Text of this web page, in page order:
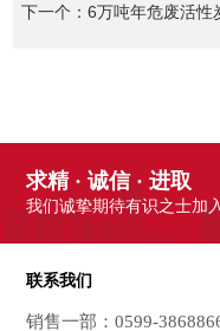
下一个： 6万吨年危废活性
求精 · 诚信 · 进取
我们诚挚期待有识之士加
联系我们
销售一部：0599-